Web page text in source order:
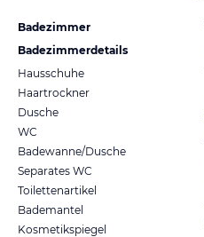
Badezimmer
Badezimmerdetails
Hausschuhe
Haartrockner
Dusche
WC
Badewanne/Dusche
Separates WC
Toilettenartikel
Bademantel
Kosmetikspiegel